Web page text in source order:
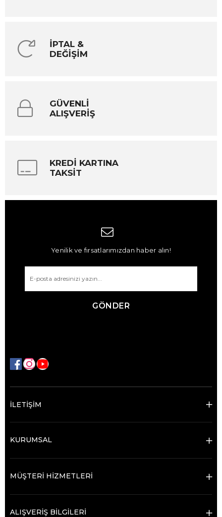
İPTAL &
DEĞİŞİM
GÜVENLİ
ALIŞVERİŞ
KREDİ KARTINA
TAKSİT
Yenilik ve fırsatlarımızdan haber alın!
GÖNDER
İLETİŞİM
KURUMSAL
MÜŞTERİ HİZMETLERİ
ALIŞVERİŞ BİLGİLERİ